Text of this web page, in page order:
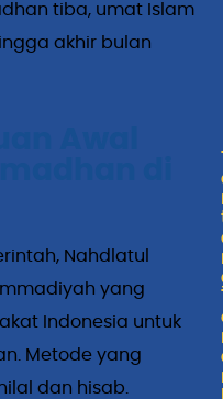
tiba, umat Islam
akhir bulan
Nahdlatul
yang
Indonesia untuk
Metode yang
dan hisab.